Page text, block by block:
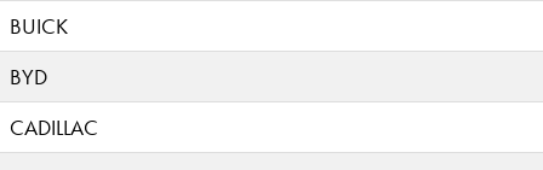
BUICK
BYD
CADILLAC